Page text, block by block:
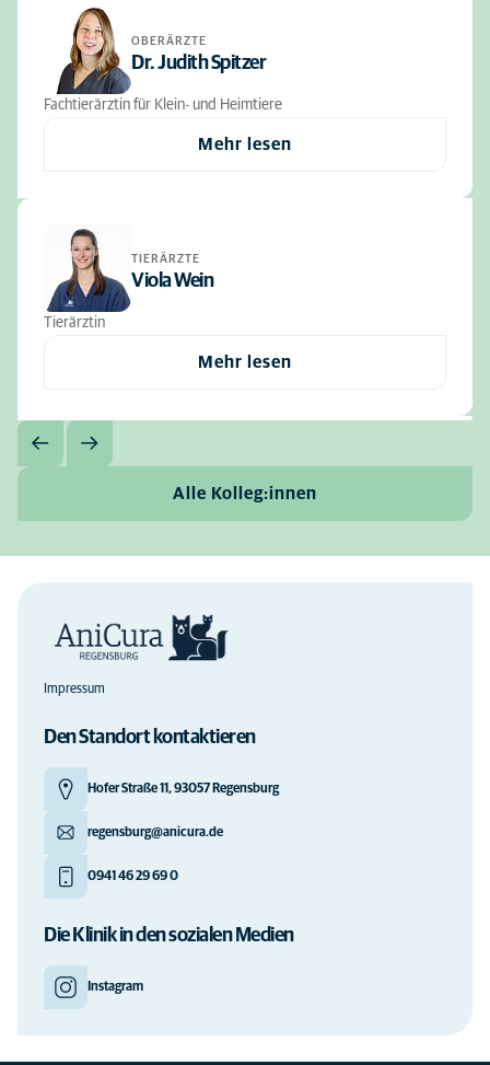
OBERÄRZTE
Dr. Judith Spitzer
Fachtierärztin für Klein- und Heimtiere
Mehr lesen
TIERÄRZTE
Viola Wein
Tierärztin
Mehr lesen
Alle Kolleg:innen
Impressum
Den Standort kontaktieren
Hofer Straße 11, 93057 Regensburg
regensburg@anicura.de
0941 46 29 69 0
Die Klinik in den sozialen Medien
Instagram